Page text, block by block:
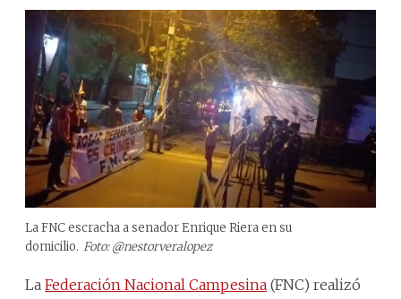
La FNC escracha a senador Enrique Riera en su
domicilio. Foto: @nestorveralopez
La Federación Nacional Campesina (FNC) realizó